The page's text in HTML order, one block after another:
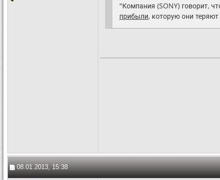
"Компания (SONY) говорит,
прибыли, которую они
08.01.2013, 15:38